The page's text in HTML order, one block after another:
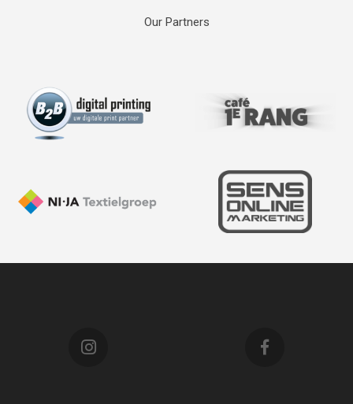
Our Partners